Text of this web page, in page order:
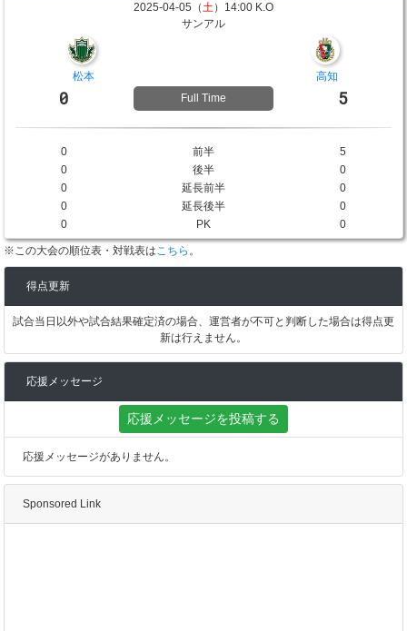
2025-04-05（土）14:00 K.O
サンアル
松本 高知
0 Full Time 5
0 前半
5
0
後半
0
0
延長前半
0
0
延長後半
0
0
PK 0
※この大会の順位表・対戦表はこちら 。
得点更新
試合当日以外や試合結果確定済の場合、運営者が不可と判断した場合は得点更
新は行えません。
応援メッセージ
応援メッセージを投稿する
応援メッセージがありません。
Sponsored Link